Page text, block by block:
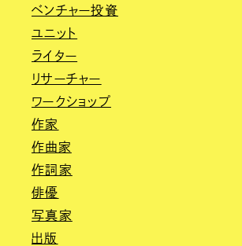
ベンチャー投資
ユニット
ライター
リサーチャー
ワークショップ
作家
作曲家
作詞家
俳優
写真家
出版